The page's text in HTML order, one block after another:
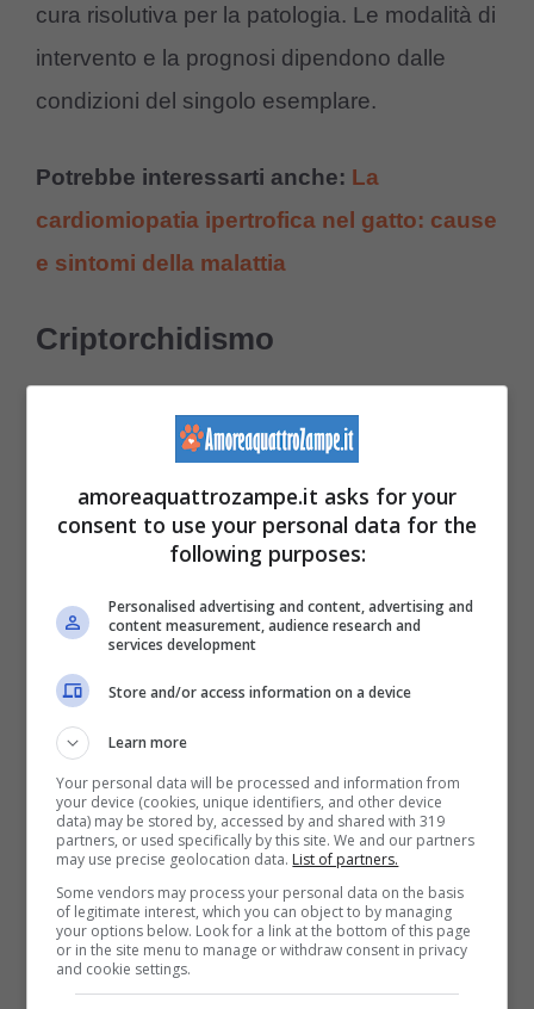
cura risolutiva per la patologia. Le modalità di
intervento e la prognosi dipendono dalle
condizioni del singolo esemplare.
Potrebbe interessarti anche: La
cardiomiopatia ipertrofica nel gatto: cause
e sintomi della malattia
Criptorchidismo
comuni nel Pixiebob Longhair.
(Foto Adobe Stock)
Si tratta di una condizione che prevede la
mancata discesa di uno o di entrambi
testicoli dall’addome allo scoto. Questo
processo dovrebbe venire intorno ai 3 mesi
amoreaquattrozampe.it asks for your
consent to use your personal data for the
following purposes:
Personalised advertising and content, advertising and
content measurement, audience research and
services development
Store and/or access information on a device
Learn more
Your personal data will be processed and information from
your device (cookies, unique identifiers, and other device
data) may be stored by, accessed by and shared with 319
partners, or used specifically by this site. We and our partners
may use precise geolocation data. List of partners.
Some vendors may process your personal data on the basis
of legitimate interest, which you can object to by managing
your options below. Look for a link at the bottom of this page
or in the site menu to manage or withdraw consent in privacy
and cookie settings.